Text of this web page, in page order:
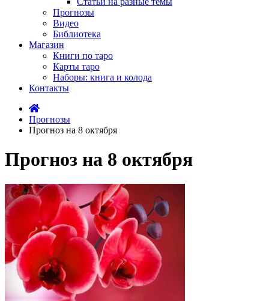
Прогнозы
Видео
Библиотека
Магазин
Книги по таро
Карты таро
Наборы: книга и колода
Контакты
Прогнозы
Прогноз на 8 октября
Прогноз на 8 октября